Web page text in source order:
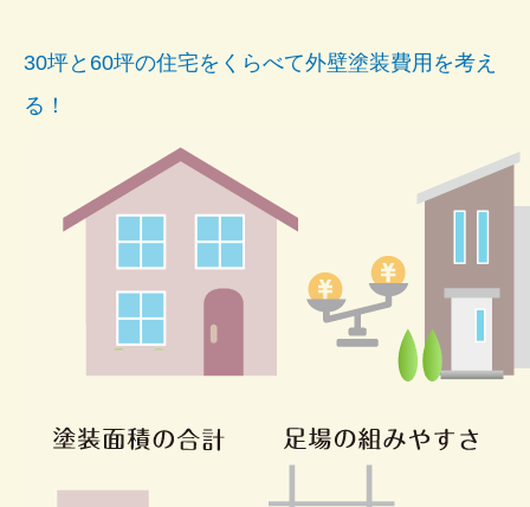
30坪と60坪の住宅をくらべて外壁塗装費用を考え
る！